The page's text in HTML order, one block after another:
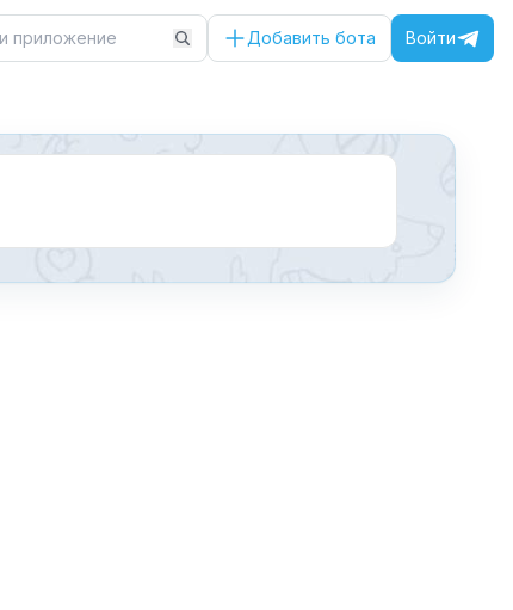
Добавить бота Войти